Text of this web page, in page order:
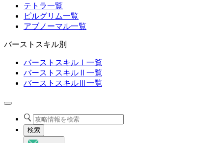
テトラ一覧
ピルグリム一覧
アブノーマル一覧
バーストスキル別
バーストスキルⅠ一覧
バーストスキルⅡ一覧
バーストスキルⅢ一覧
検索